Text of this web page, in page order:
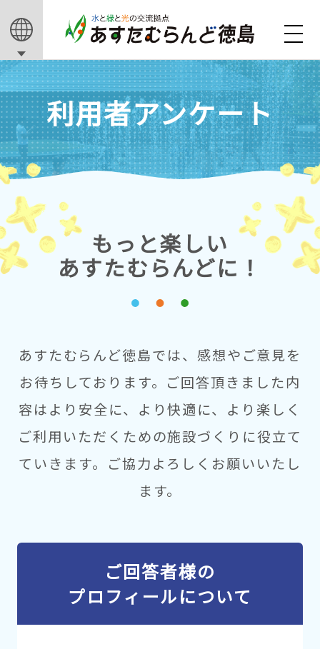
利用者アンケート
もっと楽しい
あすたむらんどに！
あすたむらんど徳島では、感想やご意見を
お待ちしております。 ご回答頂きました内
容はより安全に、より快適に、より楽しく
ご利用いただくための施設づくりに役立て
ていきます。
ご協力よろしくお願いいたし
ます。
ご回答者様の
プロフィールについて